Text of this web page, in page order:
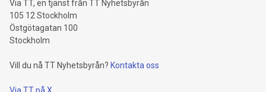
Via TT, en tjänst från TT Nyhetsbyrån
105 12 Stockholm
Östgötagatan 100
Stockholm
Vill du nå TT Nyhetsbyrån? Kontakta oss